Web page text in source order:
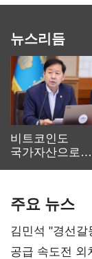
뉴스리듬
비트코인도
국가자산으로…'
주요 뉴스
김민석 "경선
사과부터"
공급 속도전